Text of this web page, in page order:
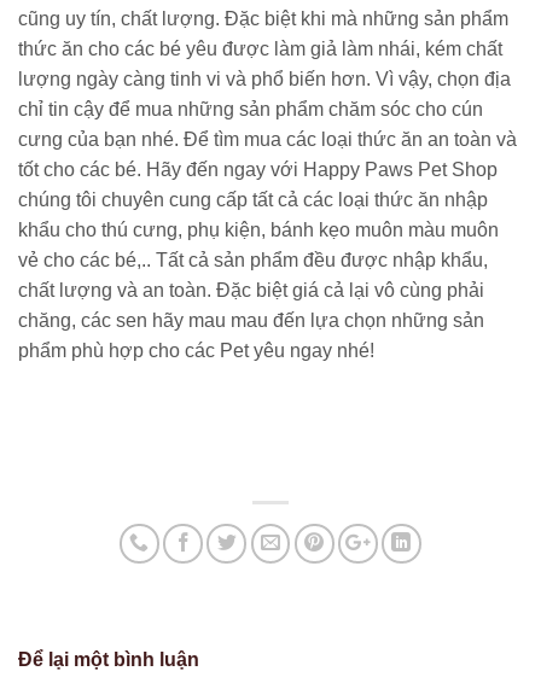
cũng uy tín, chất lượng. Đặc biệt khi mà những sản phẩm
thức ăn cho các bé yêu được làm giả làm nhái, kém chất
lượng ngày càng tinh vi và phổ biến hơn. Vì vậy, chọn địa
chỉ tin cậy để mua những sản phẩm chăm sóc cho cún
cưng của bạn nhé. Để tìm mua các loại thức ăn an toàn và
tốt cho các bé. Hãy đến ngay với Happy Paws Pet Shop
chúng tôi chuyên cung cấp tất cả các loại thức ăn nhập
khẩu cho thú cưng, phụ kiện, bánh kẹo muôn màu muôn
vẻ cho các bé,.. Tất cả sản phẩm đều được nhập khẩu,
chất lượng và an toàn. Đặc biệt giá cả lại vô cùng phải
chăng, các sen hãy mau mau đến lựa chọn những sản
phẩm phù hợp cho các Pet yêu ngay nhé!
Để lại một bình luận